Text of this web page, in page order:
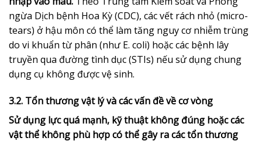
ngừa Dịch bệnh Hoa Kỳ (CDC), các vết rách nhỏ (micro-
tears) ở hậu môn có thể làm tăng nguy cơ nhiễm trùng
do vi khuẩn từ phân (như E. coli) hoặc các bệnh lây
truyền qua đường tình dục (STIs) nếu sử dụng chung
dụng cụ không được vệ sinh.
3.2. Tổn thương vật lý và các vấn đề về cơ vòng
Sử dụng lực quá mạnh, kỹ thuật không đúng hoặc các
vật thể không phù hợp có thể gây ra các tổn thương